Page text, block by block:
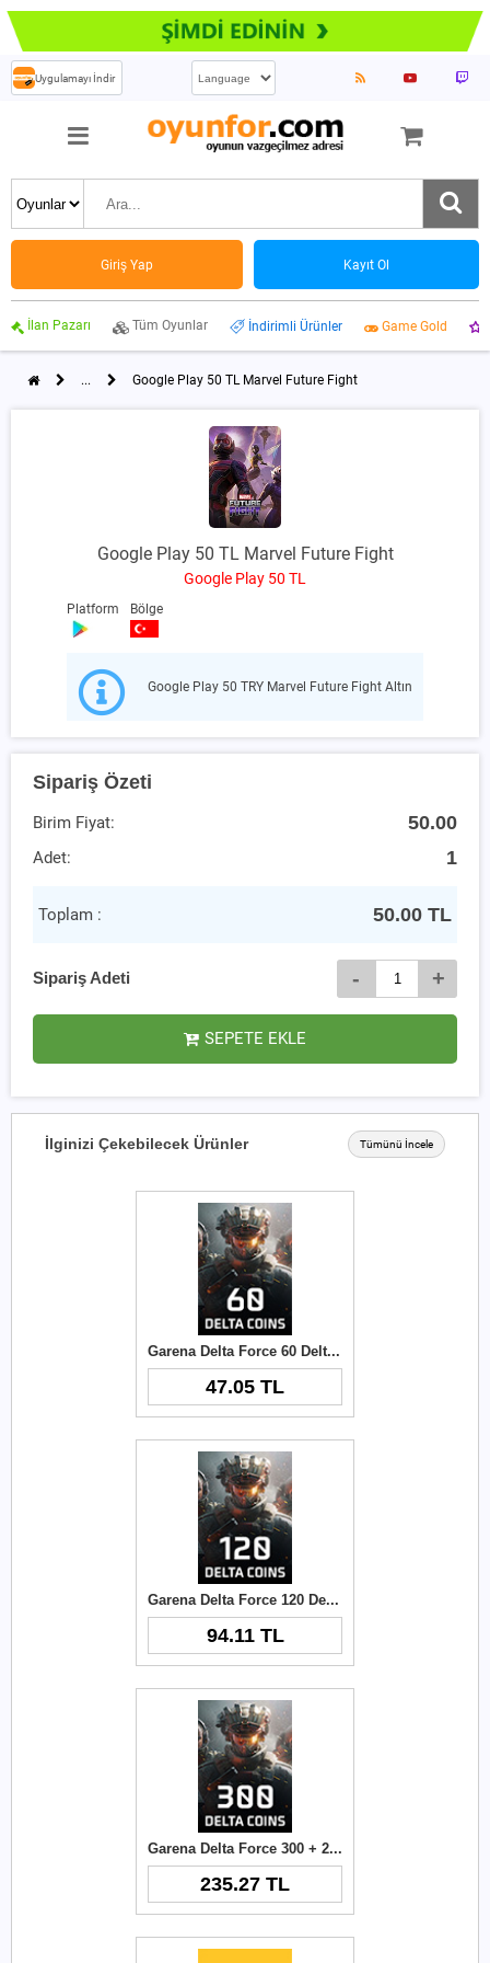
Uygulamayı İndir
Giriş Yap Kayıt Ol
İlan Pazarı Tüm Oyunlar İndirimli Ürünler Game Gold
... Google Play 50 TL Marvel Future Fight
Google Play 50 TL Marvel Future Fight
Google Play 50 TL
Platform Bölge
Google Play 50 TRY Marvel Future Fight Altın
Sipariş Özeti
Birim Fiyat: 50.00
Adet: 1
Toplam : 50.00 TL
Sipariş Adeti - +
SEPETE EKLE
İlginizi Çekebilecek Ürünler Tümünü İncele
Garena Delta Force 60 Delta Coins TR
47.05 TL
Garena Delta Force 120 Delta Coins TR
94.11 TL
Garena Delta Force 300 + 21 Delta Coins TR
235.27 TL